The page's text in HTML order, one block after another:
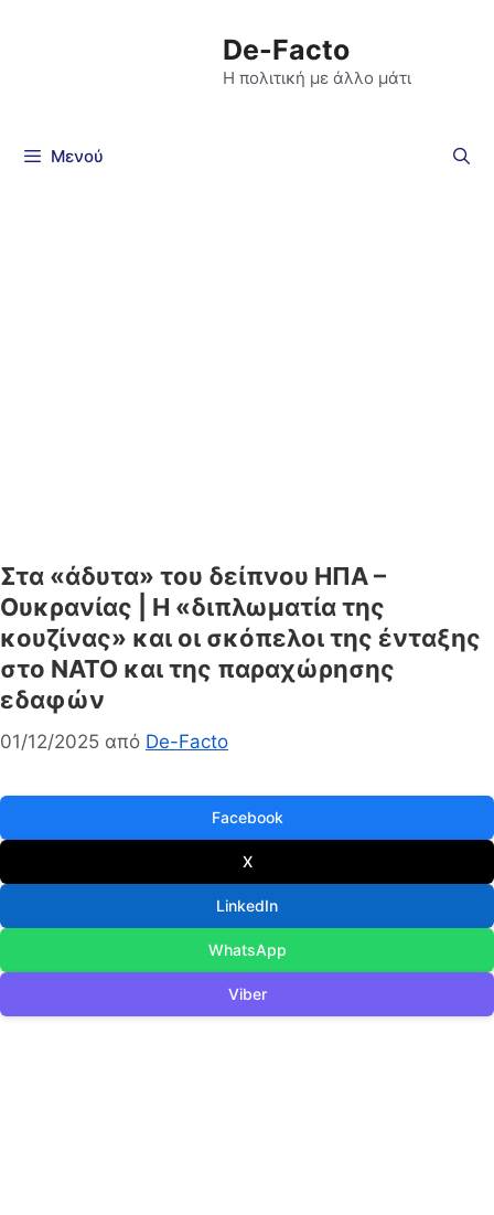
De-Facto
Η πολιτική με άλλο μάτι
Μενού
Στα «άδυτα» του δείπνου ΗΠΑ –
Ουκρανίας | Η «διπλωματία της
κουζίνας» και οι σκόπελοι της ένταξης
στο ΝΑΤΟ και της παραχώρησης
εδαφών
01/12/2025 από De-Facto
Facebook
X
LinkedIn
WhatsApp
Viber